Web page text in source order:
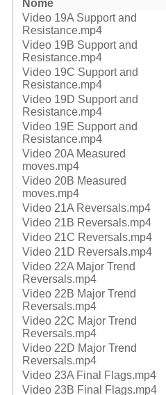
Nome
Video 19A Support and
Resistance.mp4
Video 19B Support and
Resistance.mp4
Video 19C Support and
Resistance.mp4
Video 19D Support and
Resistance.mp4
Video 19E Support and
Resistance.mp4
Video 20A Measured
moves.mp4
Video 20B Measured
moves.mp4
Video 21A Reversals.mp4
Video 21B Reversals.mp4
Video 21C Reversals.mp4
Video 21D Reversals.mp4
Video 22A Major Trend
Reversals.mp4
Video 22B Major Trend
Reversals.mp4
Video 22C Major Trend
Reversals.mp4
Video 22D Major Trend
Reversals.mp4
Video 23A Final Flags.mp4
Video 23B Final Flags.mp4